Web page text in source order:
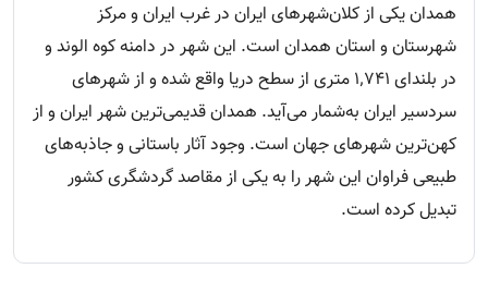
همدان یکی از کلان‌شهرهای ایران در غرب ایران و مرکز
شهرستان و استان همدان است. این شهر در دامنه کوه الوند و
در بلندای 1٬741 متری از سطح دریا واقع شده و از شهرهای
سردسیر ایران به‌شمار می‌آید. همدان قدیمی‌ترین شهر ایران و از
کهن‌‌ترین شهرهای جهان است. وجود آثار باستانی و جاذبه‌های
طبیعی فراوان این شهر را به یکی از مقاصد گردشگری کشور
تبدیل کرده است.